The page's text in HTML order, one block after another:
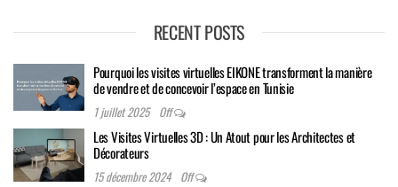
RECENT POSTS
Pourquoi les visites virtuelles EIKONE transforment la manière
de vendre et de concevoir l’espace en Tunisie
1 juillet 2025 Off
Les Visites Virtuelles 3D : Un Atout pour les Architectes et
Décorateurs
15 décembre 2024 Off